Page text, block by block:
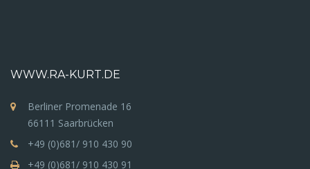
WWW.RA-KURT.DE
Berliner Promenade 16
66111 Saarbrücken
+49 (0)681/ 910 430 90
+49 (0)681/ 910 430 91